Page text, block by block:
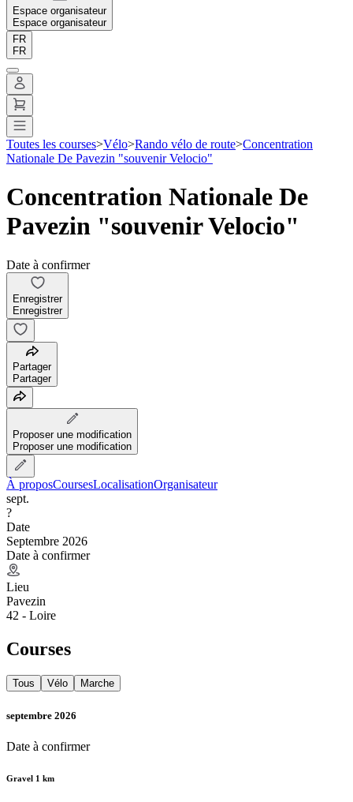
Espace organisateur
Espace organisateur
FR
FR
Toutes les courses>Vélo>Rando vélo de route>Concentration
Nationale De Pavezin "souvenir Velocio"
Concentration Nationale De
Pavezin "souvenir Velocio"
Date à confirmer
Enregistrer
Enregistrer
Partager
Partager
Proposer une modification
Proposer une modification
À proposCoursesLocalisationOrganisateur
sept.
?
Date
Septembre 2026
Date à confirmer
Lieu
Pavezin
42 - Loire
Courses
Tous Vélo Marche
septembre 2026
Date à confirmer
Gravel 1 km